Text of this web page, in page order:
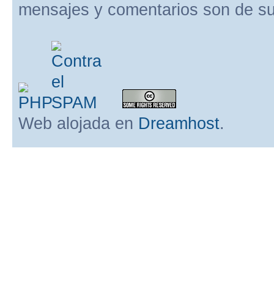
mensajes y comentarios son de
Web alojada en Dreamhost.